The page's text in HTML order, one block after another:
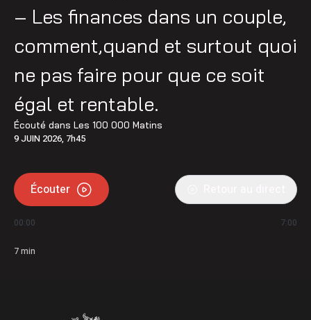
– Les finances dans un couple,
comment,quand et surtout quoi
ne pas faire pour que ce soit
égal et rentable.
Écouté dans Les 100 000 Matins
9 JUIN 2026, 7h45
Écouter
00:00 7:00
7min